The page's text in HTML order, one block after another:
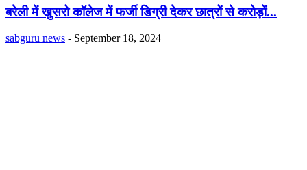
बरेली में खुसरो कॉलेज में फर्जी डिग्री देकर छात्रों से करोड़ों...
sabguru news - September 18, 2024